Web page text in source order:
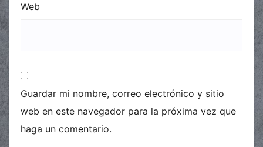
Web
Guardar mi nombre, correo electrónico y sitio
web en este navegador para la próxima vez que
haga un comentario.